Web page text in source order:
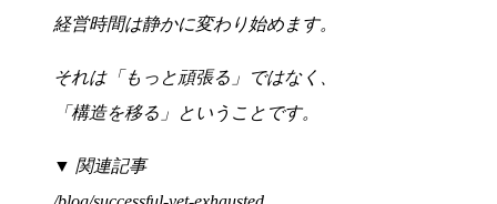
経営時間は静かに変わり始めます。
それは「もっと頑張る」ではなく、
「構造を移る」ということです。
▼ 関連記事